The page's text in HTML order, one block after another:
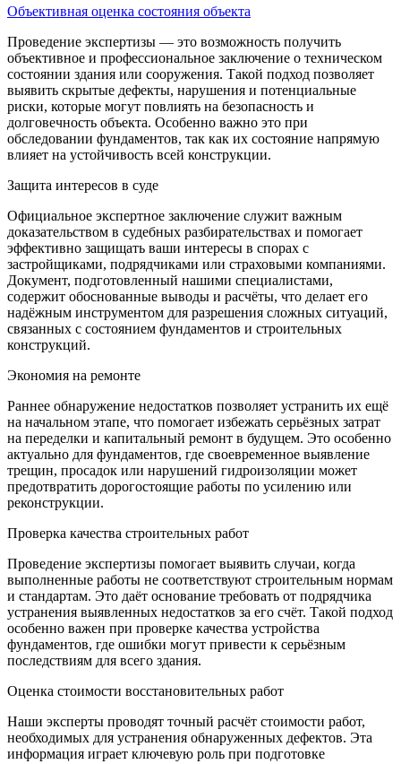
Объективная оценка состояния объекта
Проведение экспертизы — это возможность получить
объективное и профессиональное заключение о техническом
состоянии здания или сооружения. Такой подход позволяет
выявить скрытые дефекты, нарушения и потенциальные
риски, которые могут повлиять на безопасность и
долговечность объекта. Особенно важно это при
обследовании фундаментов, так как их состояние напрямую
влияет на устойчивость всей конструкции.
Защита интересов в суде
Официальное экспертное заключение служит важным
доказательством в судебных разбирательствах и помогает
эффективно защищать ваши интересы в спорах с
застройщиками, подрядчиками или страховыми компаниями.
Документ, подготовленный нашими специалистами,
содержит обоснованные выводы и расчёты, что делает его
надёжным инструментом для разрешения сложных ситуаций,
связанных с состоянием фундаментов и строительных
конструкций.
Экономия на ремонте
Раннее обнаружение недостатков позволяет устранить их ещё
на начальном этапе, что помогает избежать серьёзных затрат
на переделки и капитальный ремонт в будущем. Это особенно
актуально для фундаментов, где своевременное выявление
трещин, просадок или нарушений гидроизоляции может
предотвратить дорогостоящие работы по усилению или
реконструкции.
Проверка качества строительных работ
Проведение экспертизы помогает выявить случаи, когда
выполненные работы не соответствуют строительным нормам
и стандартам. Это даёт основание требовать от подрядчика
устранения выявленных недостатков за его счёт. Такой подход
особенно важен при проверке качества устройства
фундаментов, где ошибки могут привести к серьёзным
последствиям для всего здания.
Оценка стоимости восстановительных работ
Наши эксперты проводят точный расчёт стоимости работ,
необходимых для устранения обнаруженных дефектов. Эта
информация играет ключевую роль при подготовке